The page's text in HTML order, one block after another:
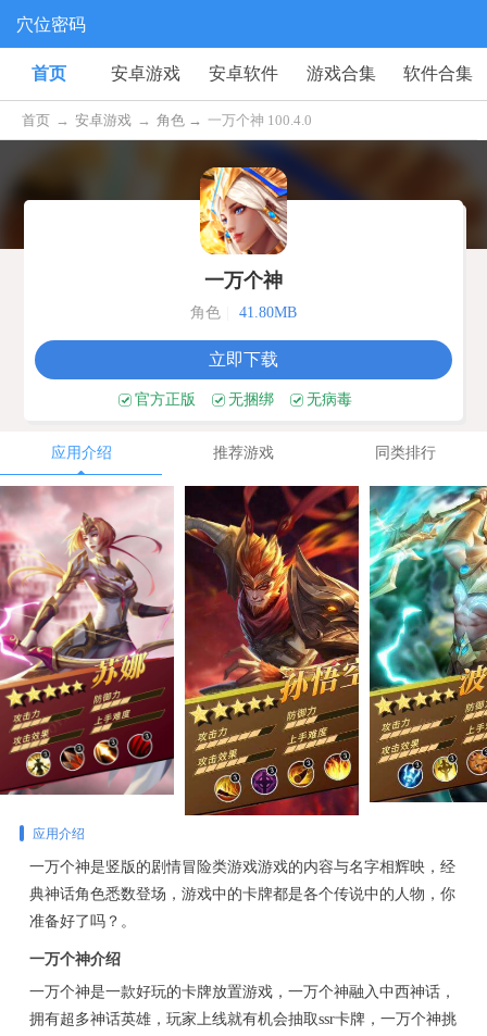
穴位密码
首页 安卓游戏 安卓软件 游戏合集 软件合集
首页 → 安卓游戏 → 角色 → 一万个神 100.4.0
一万个神
角色 41.80MB
立即下载
官方正版 无捆绑 无病毒
应用介绍 推荐游戏 同类排行
应用介绍
一万个神是竖版的剧情冒险类游戏游戏的内容与名字相辉映，经
典神话角色悉数登场，游戏中的卡牌都是各个传说中的人物，你
准备好了吗？。
一万个神介绍
一万个神是一款好玩的卡牌放置游戏，一万个神融入中西神话，
拥有超多神话英雄，玩家上线就有机会抽取ssr卡牌，一万个神挑